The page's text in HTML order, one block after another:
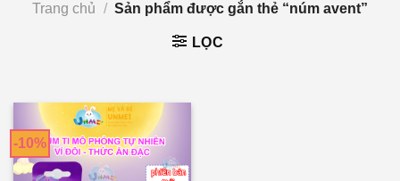
Trang chủ / Sản phẩm được gắn thẻ “núm avent”
LỌC
-10%